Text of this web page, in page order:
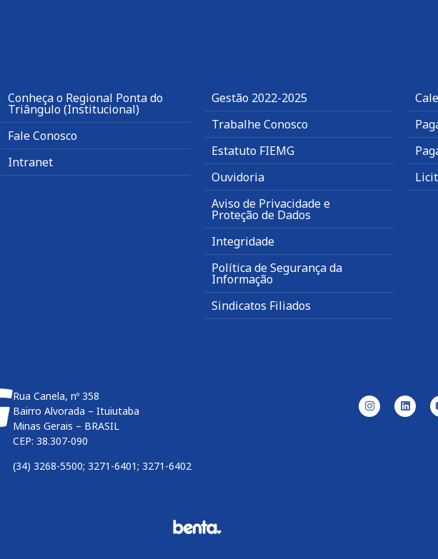
Conheça o Regional Ponta do
Triângulo (Institucional)
Fale Conosco
Intranet
Gestão 2022-2025
Trabalhe Conosco
Estatuto FIEMG
Ouvidoria
Aviso de Privacidade e
Proteção de Dados
Integridade
Política de Segurança da
Informação
Sindicatos Filiados
Rua Canela, nº 358
Bairro Alvorada – Ituiutaba
Minas Gerais – BRASIL
CEP: 38.307-090
(34) 3268-5500; 3271-6401; 3271-6402
btn-04